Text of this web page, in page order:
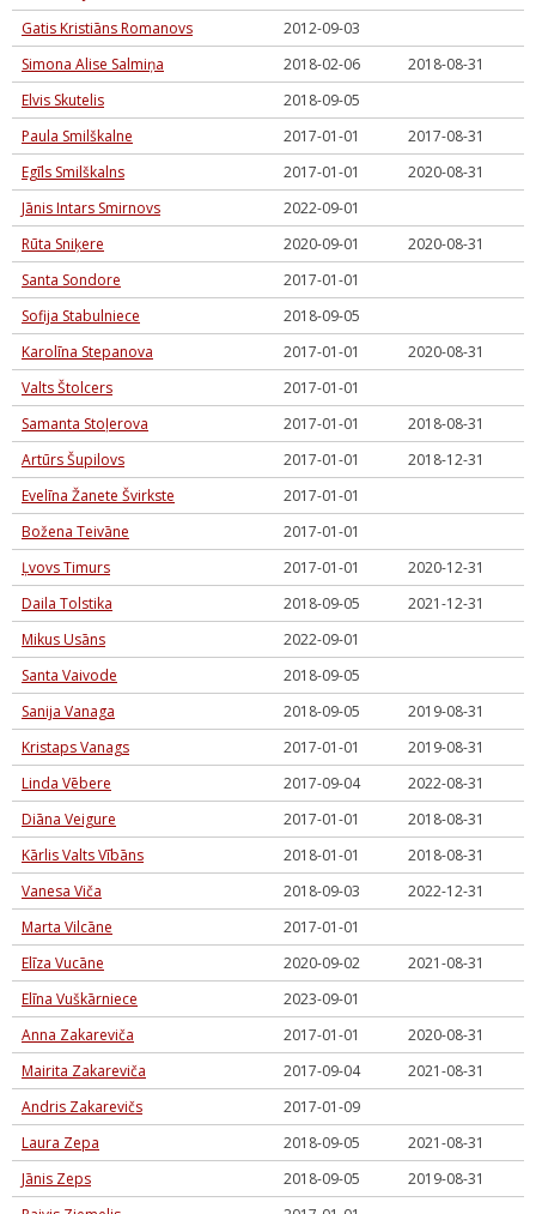
Gatis Kristiāns Romanovs
2012-09-03
Simona Alise Salmiņa
2018-02-06
2018-08-31
Elvis Skutelis
2018-09-05
Paula Smilškalne
2017-01-01
2017-08-31
Egīls Smilškalns
2017-01-01
2020-08-31
Jānis Intars Smirnovs
2022-09-01
Rūta Sniķere
2020-09-01
2020-08-31
Santa Sondore
2017-01-01
Sofija Stabulniece
2018-09-05
Karolīna Stepanova
2017-01-01
2020-08-31
Valts Štolcers
2017-01-01
Samanta Stoļerova
2017-01-01
2018-08-31
Artūrs Šupilovs
2017-01-01
2018-12-31
Evelīna Žanete Švirkste
2017-01-01
Božena Teivāne
2017-01-01
Ļvovs Timurs
2017-01-01
2020-12-31
Daila Tolstika
2018-09-05
2021-12-31
Mikus Usāns
2022-09-01
Santa Vaivode
2018-09-05
Sanija Vanaga
2018-09-05
2019-08-31
Kristaps Vanags
2017-01-01
2019-08-31
Linda Vēbere
2017-09-04
2022-08-31
Diāna Veigure
2017-01-01
2018-08-31
Kārlis Valts Vībāns
2018-01-01
2018-08-31
Vanesa Viča
2018-09-03
2022-12-31
Marta Vilcāne
2017-01-01
Elīza Vucāne
2020-09-02
2021-08-31
Elīna Vuškārniece
2023-09-01
Anna Zakareviča
2017-01-01
2020-08-31
Mairita Zakareviča
2017-09-04
2021-08-31
Andris Zakarevičs
2017-01-09
Laura Zepa
2018-09-05
2021-08-31
Jānis Zeps
2018-09-05
2019-08-31